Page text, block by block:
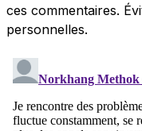
ces commentaires.
personnelles.